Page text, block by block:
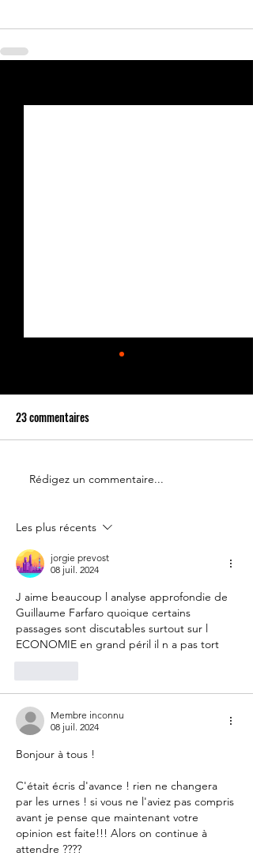
Le 14 juillet doit rester une
23 commentaires
Rédigez un commentaire...
Les plus récents
jorgie prevost
08 juil. 2024
J aime beaucoup l analyse approfondie de
Guillaume Farfaro quoique certains
passages sont discutables surtout sur l
ECONOMIE en grand péril il n a pas tort
Membre inconnu
08 juil. 2024
Bonjour à tous !
C'était écris d'avance ! rien ne changera
par les urnes ! si vous ne l'aviez pas compris
avant je pense que maintenant votre
opinion est faite!!! Alors on continue à
attendre ????